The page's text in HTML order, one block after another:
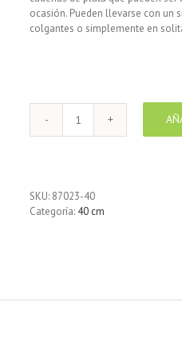
ocasión. Pueden llevarse con un
colgantes o simplemente en
Cadena
de
40
cm
SKU: 87023-40
Categoría: 40 cm